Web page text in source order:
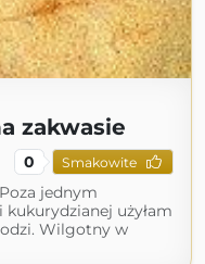
zakwasie
0 Smakowite
jednym
kukurydzianej użyłam
Wilgotny w